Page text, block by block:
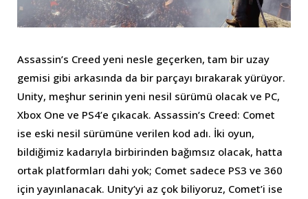
Assassin’s Creed yeni nesle geçerken, tam bir uzay
gemisi gibi arkasında da bir parçayı bırakarak yürüyor.
Unity, meşhur serinin yeni nesil sürümü olacak ve PC,
Xbox One ve PS4’e çıkacak. Assassin’s Creed: Comet
ise eski nesil sürümüne verilen kod adı. İki oyun,
bildiğimiz kadarıyla birbirinden bağımsız olacak, hatta
ortak platformları dahi yok; Comet sadece PS3 ve 360
için yayınlanacak. Unity’yi az çok biliyoruz, Comet’i ise